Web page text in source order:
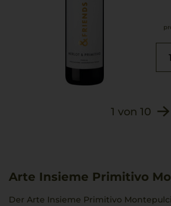
1 von 10
Arte Insieme Primitivo
Der Arte Insieme Primitivo